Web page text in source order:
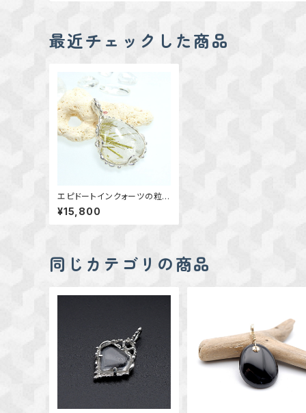
最近チェックした商品
エピドートインクォーツの粒
飾りペンダント
¥15,800
同じカテゴリの商品